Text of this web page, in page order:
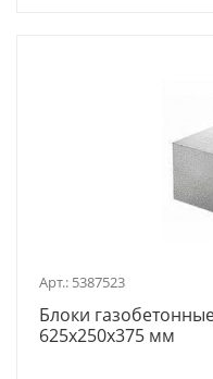
Арт.: 5387523
Блоки
625х250х375 мм